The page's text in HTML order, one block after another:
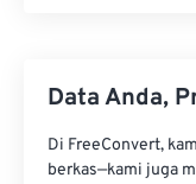
Data Anda,
Di FreeConvert,
berkas—kami juga